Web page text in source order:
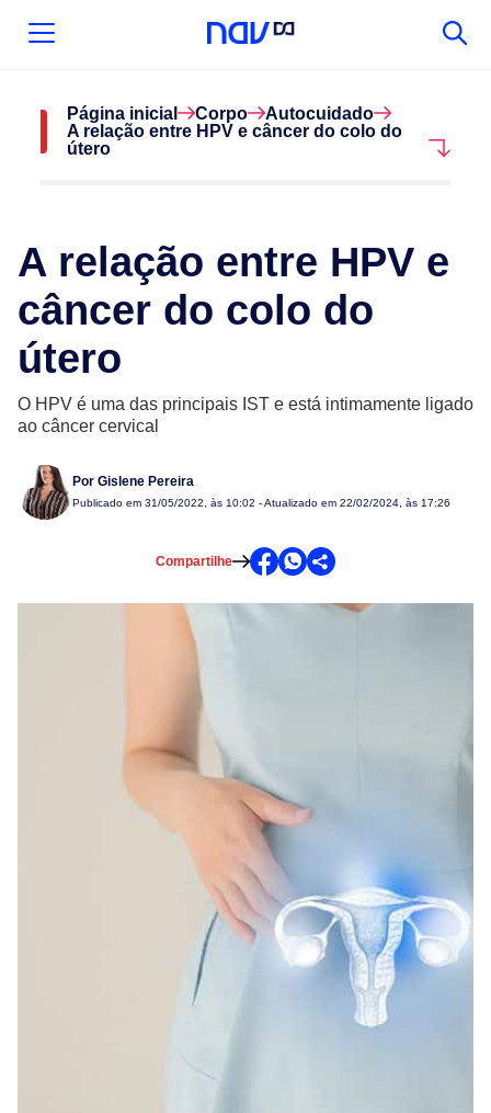
Página inicial Corpo
Autocuidado
A relação entre HPV e câncer do colo do
útero
A relação entre HPV e
câncer do colo do
útero
O HPV é uma das principais IST e está intimamente ligado
ao câncer cervical
Por Gislene Pereira
Publicado em 31/05/2022, às 10:02 - Atualizado em 22/02/2024, às 17:26
Compartilhe